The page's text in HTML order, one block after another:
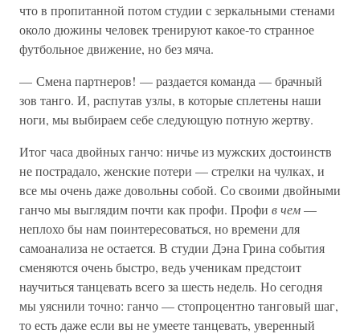
что в пропитанной потом студии с зеркальными стенами
около дюжины человек тренируют какое-то странное
футбольное движение, но без мяча.
— Смена партнеров! — раздается команда — брачный
зов танго. И, распутав узлы, в которые сплетены наши
ноги, мы выбираем себе следующую потную жертву.
Итог часа двойных ганчо: ничье из мужских достоинств
не пострадало, женские потери — стрелки на чулках, и
все мы очень даже довольны собой. Со своими двойными
ганчо мы выглядим почти как профи. Профи в чем—
неплохо бы нам поинтересоваться, но времени для
самоанализа не остается. В студии Дэна Грина события
сменяются очень быстро, ведь ученикам предстоит
научиться танцевать всего за шесть недель. Но сегодня
мы уяснили точно: ганчо — стопроцентно танговый шаг,
то есть даже если вы не умеете танцевать, уверенный